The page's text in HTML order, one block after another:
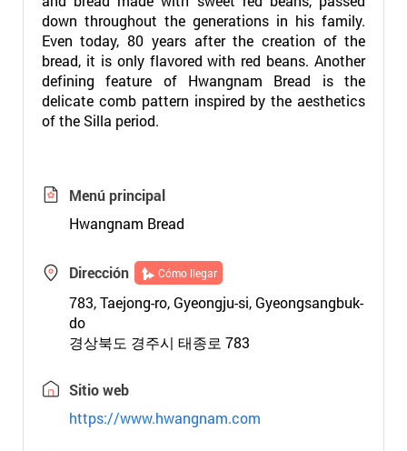
down throughout the generations in his family.
Even today, 80 years after the creation of the
bread, it is only flavored with red beans. Another
defining feature of Hwangnam Bread is the
delicate comb pattern inspired by the aesthetics
of the Silla period.
Menú principal
Hwangnam Bread
Dirección Cómo llegar
783, Taejong-ro, Gyeongju-si, Gyeongsangbuk-
do
경상북도 경주시 태종로 783
Sitio web
https://www.hwangnam.com